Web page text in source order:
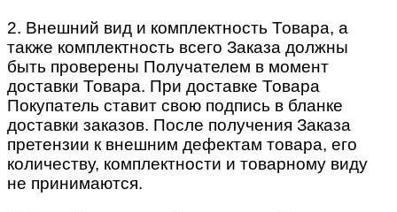
2. Внешний вид и комплектность Товара, а
также комплектность всего Заказа должны
быть проверены Получателем в момент
доставки Товара. При доставке Товара
Покупатель ставит свою подпись в бланке
доставки заказов. После получения Заказа
претензии к внешним дефектам товара, его
количеству, комплектности и товарному виду
не принимаются.